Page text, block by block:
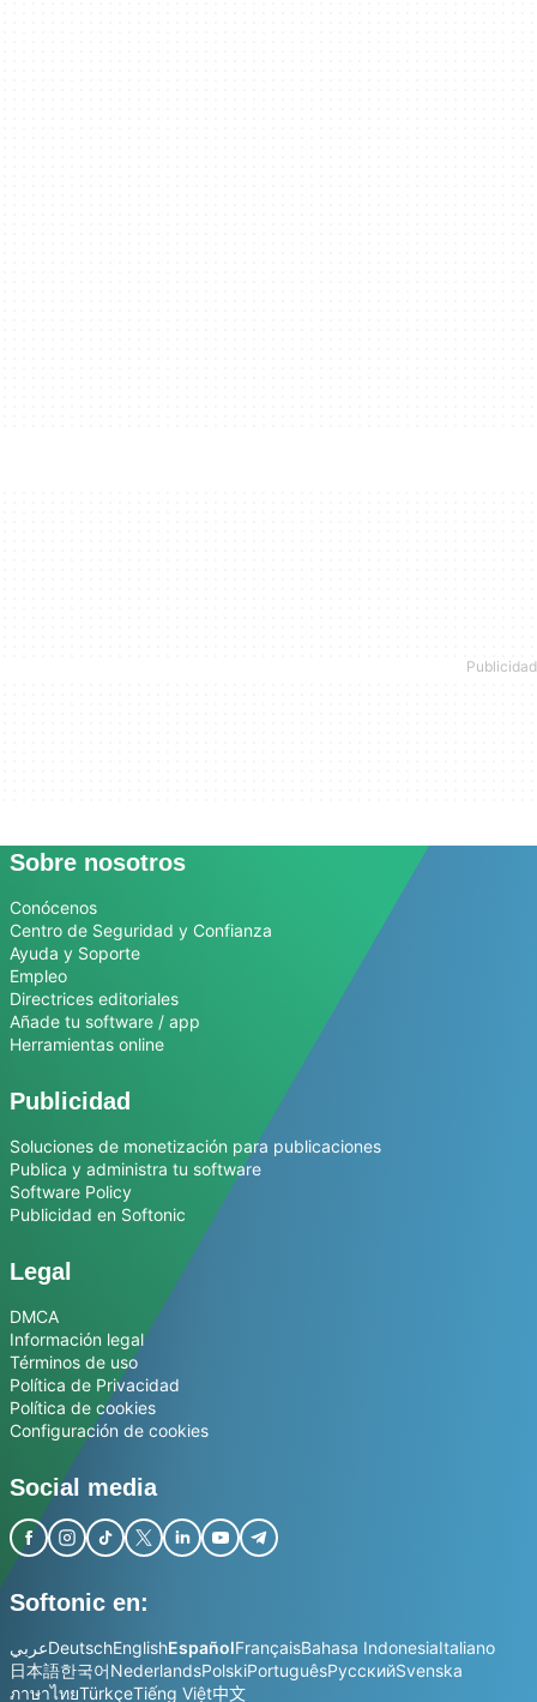
Sobre nosotros
Conócenos
Centro de Seguridad y Confianza
Ayuda y Soporte
Empleo
Directrices editoriales
Añade tu software / app
Herramientas online
Publicidad
Soluciones de monetización para publicaciones
Publica y administra tu software
Software Policy
Publicidad en Softonic
Legal
DMCA
Información legal
Términos de uso
Política de Privacidad
Política de cookies
Configuración de cookies
Social media
Softonic en:
عربيDeutschEnglishEspañolFrançaisBahasa IndonesiaItaliano
日本語한국어NederlandsPolskiPortuguêsРусскийSvenska
ภาษาไทยTürkçeTiếng Việt中文